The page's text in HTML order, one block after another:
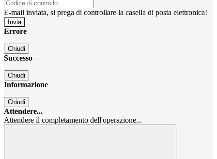
E-mail inviata, si prega di controllare la casella di posta elettronica!
Errore
Chiudi
Successo
Chiudi
Informazione
Chiudi
Attendere...
Attendere il completamento dell'operazione...